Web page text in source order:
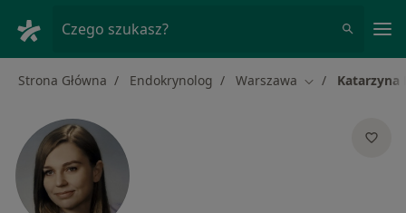
Czego szukasz?
Strona Główna Endokrynolog Warszawa Zmień miasto
Katarzyna